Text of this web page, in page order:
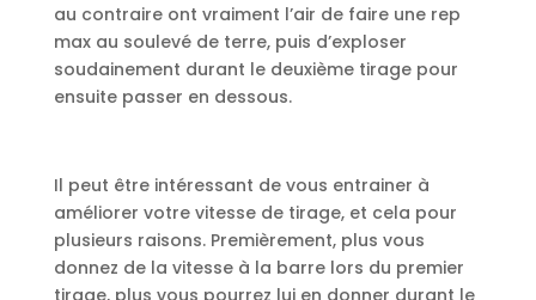
au contraire ont vraiment l’air de faire une rep
max au soulevé de terre, puis d’exploser
soudainement durant le deuxième tirage pour
ensuite passer en dessous.
Il peut être intéressant de vous entrainer à
améliorer votre vitesse de tirage, et cela pour
plusieurs raisons. Premièrement, plus vous
donnez de la vitesse à la barre lors du premier
tirage, plus vous pourrez lui en donner durant le